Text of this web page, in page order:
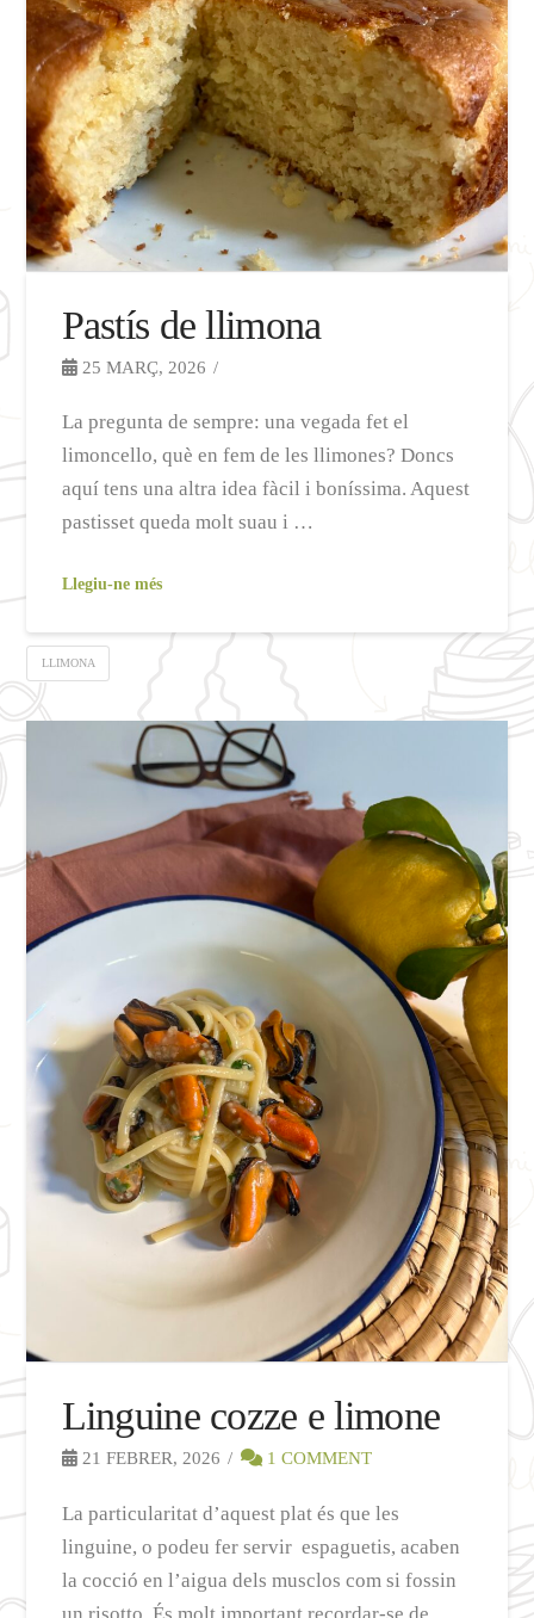
Pastís de llimona
25 MARÇ, 2026
La pregunta de sempre: una vegada fet el
limoncello, què en fem de les llimones? Doncs
aquí tens una altra idea fàcil i boníssima. Aquest
pastisset queda molt suau i …
Llegiu-ne més
LLIMONA
Linguine cozze e limone
21 FEBRER, 2026 1 COMMENT
La particularitat d’aquest plat és que les
linguine, o podeu fer servir espaguetis, acaben
la cocció en l’aigua dels musclos com si fossin
un risotto. És molt important recordar-se de …